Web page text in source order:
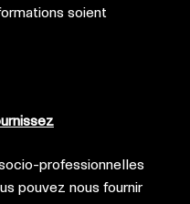
soient
professionnelles
pouvez nous fournir